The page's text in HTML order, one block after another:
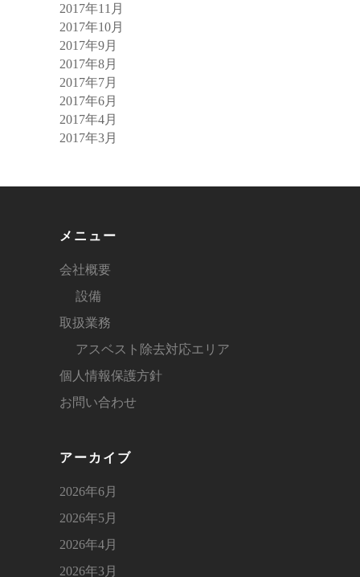
2017年11月
2017年10月
2017年9月
2017年8月
2017年7月
2017年6月
2017年4月
2017年3月
メニュー
会社概要
設備
取扱業務
アスベスト除去対応エリア
個人情報保護方針
お問い合わせ
アーカイブ
2026年6月
2026年5月
2026年4月
2026年3月